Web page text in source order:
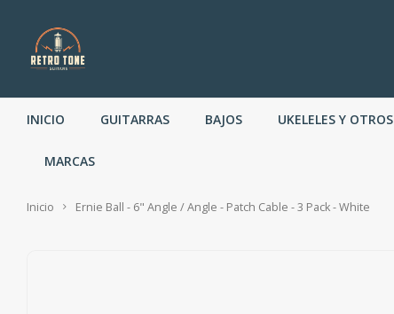
INICIO GUITARRAS BAJOS UKELELES Y OTROS
MARCAS
Inicio Ernie Ball - 6" Angle / Angle - Patch Cable - 3 Pack - White